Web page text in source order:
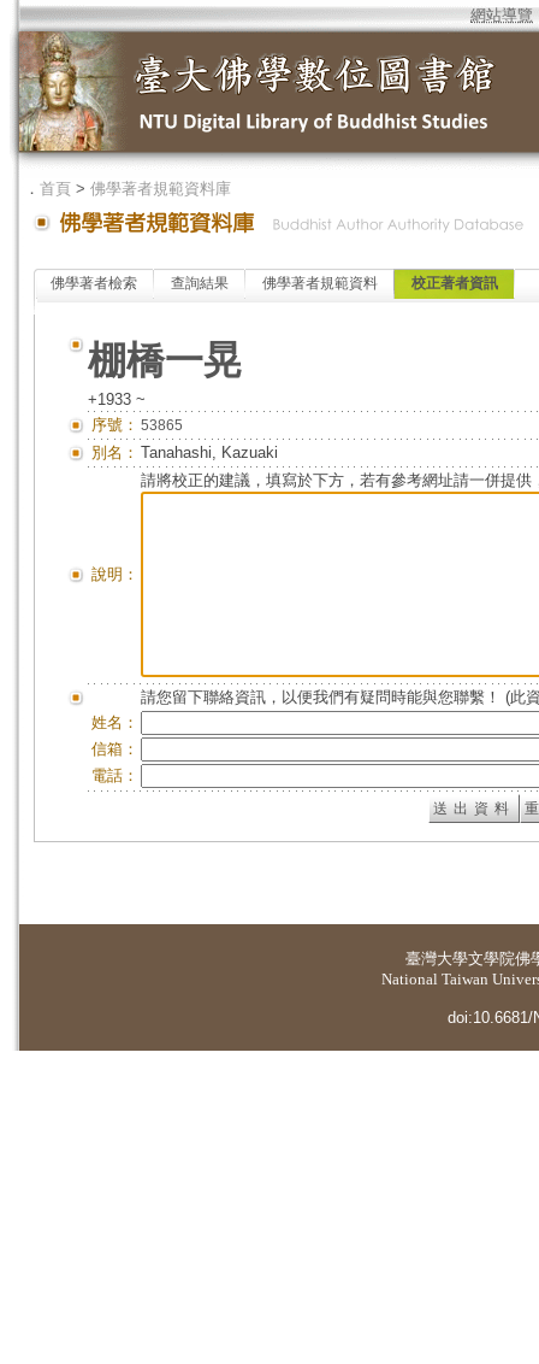
網站導覽
． 首頁 > 佛學著者規範資料庫
佛學著者檢索 查詢結果 佛學著者規範資料 校正著者資訊
棚橋一晃
+1933 ~
序號： 53865
別名： Tanahashi, Kazuaki
說明：
請將校正的建議，填寫於下方，若有參考網址請一併提供
請您留下聯絡資訊，以便我們有疑問時能與您聯繫！ (此
姓名：
信箱：
電話：
臺灣大學文學院佛
National Taiwan
doi:10.6681/